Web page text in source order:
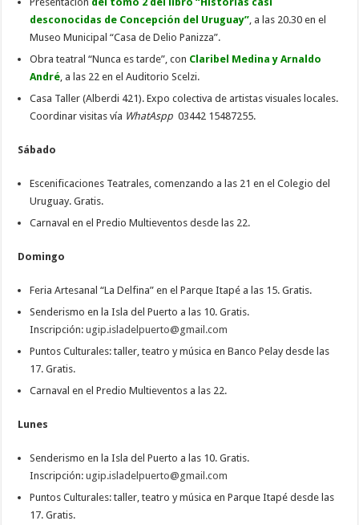
desconocidas de Concepción del Uruguay” , a las 20.30 en el
Museo Municipal “Casa de Delio Panizza”.
Obra teatral “Nunca es tarde”, con Claribel Medina y Arnaldo
André , a las 22 en el Auditorio Scelzi.
Casa Taller (Alberdi 421). Expo colectiva de artistas visuales locales.
Coordinar visitas vía WhatAspp 03442 15487255.
Sábado
Escenificaciones Teatrales, comenzando a las 21 en el Colegio del
Uruguay. Gratis.
Carnaval en el Predio Multieventos desde las 22.
Domingo
Feria Artesanal “La Delfina” en el Parque Itapé a las 15. Gratis.
Senderismo en la Isla del Puerto a las 10. Gratis.
Inscripción:ugip.isladelpuerto@gmail.com
Puntos Culturales: taller, teatro y música en Banco Pelay desde las
17. Gratis.
Carnaval en el Predio Multieventos a las 22.
Lunes
Senderismo en la Isla del Puerto a las 10. Gratis.
Inscripción:ugip.isladelpuerto@gmail.com
Puntos Culturales: taller, teatro y música en Parque Itapé desde las
17. Gratis.